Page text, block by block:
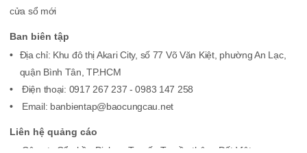
cửa sổ mới
Ban biên tập
Địa chỉ: Khu đô thị Akari City, số 77 Võ Văn Kiệt, phường An Lạc,
quận Bình Tân, TP.HCM
Điện thoại: 0917 267 237 - 0983 147 258
Email: banbientap@baocungcau.net
Liên hệ quảng cáo
Công ty Cổ phần Dịch vụ Tư vấn Truyền thông Đất Việt